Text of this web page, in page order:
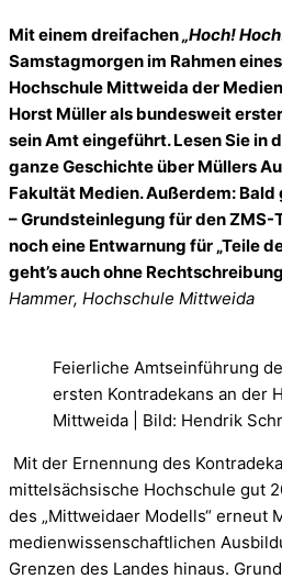
Mit einem dreifachen„Hoch!
Samstagmorgen im Rahmen
Hochschule Mittweida der
Horst Müller als bundesweit
sein Amt eingeführt.Lesen Sie in
ganze Geschichte über Müllers
Fakultät Medien. Außerdem:
– Grundsteinlegung für den ZMS-
noch eine Entwarnung für „Teile
geht’s auch ohne
Hammer, Hochschule Mittweida
Feierliche Amtseinführung
ersten Kontradekans an der
Mittweida | Bild: Hendrik
Mit der Ernennung des
mittelsächsische Hochschule gut
des „Mittweidaer Modells“ erneut
medienwissenschaftlichen
Grenzen des Landes hinaus.